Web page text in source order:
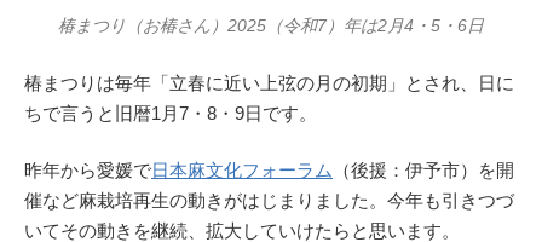
椿まつり（お椿さん）2025（令和7）年は2月4・5・6日
椿まつりは毎年「立春に近い上弦の月の初期」とされ、日に
ちで言うと旧暦1月7・8・9日です。
昨年から愛媛で日本麻文化フォーラム
（後援：伊予市）を開
催など麻栽培再生の動きがはじまりました。今年も引きつづ
いてその動きを継続、拡大していけたらと思います。